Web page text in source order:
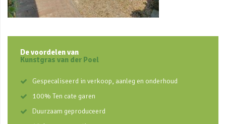
De voordelen van
Kunstgras van der Poel
Gespecaliseerd in verkoop, aanleg en onderhoud
100% Ten cate garen
Duurzaam geproduceerd